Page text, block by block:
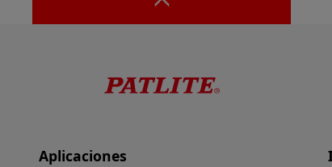
Aplicaciones